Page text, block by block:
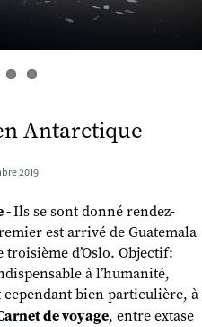
Antarctique
2019
-Ils se sont donné rendez-
est arrivé de Guatemala
troisième d’Oslo. Objectif:
à l’humanité,
bien particulière, à
de voyage, entre extase